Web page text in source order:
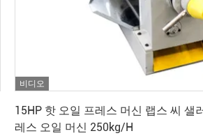
비디오
15HP 핫 오일 프레스 머신 랩스 씨 샐
레스 오일 머신 250kg/H